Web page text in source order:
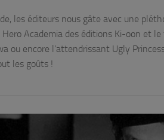
les éditeurs nous gâte avec une
Academia des éditions Ki-oon et
ou encore l’attendrissant Ugly
les goûts !